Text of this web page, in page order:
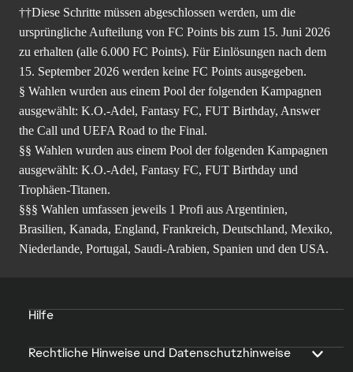
††Diese Schritte müssen abgeschlossen werden, um die
ursprüngliche Aufteilung von FC Points bis zum 15. Juni 2026
zu erhalten (alle 6.000 FC Points). Für Einlösungen nach dem
15. September 2026 werden keine FC Points ausgegeben.
§ Wahlen wurden aus einem Pool der folgenden Kampagnen
ausgewählt: K.O.-Adel, Fantasy FC, FUT Birthday, Answer
the Call und UEFA Road to the Final.
§§ Wahlen wurden aus einem Pool der folgenden Kampagnen
ausgewählt: K.O.-Adel, Fantasy FC, FUT Birthday und
Trophäen-Titanen.
§§§ Wahlen umfassen jeweils 1 Profi aus Argentinien,
Brasilien, Kanada, England, Frankreich, Deutschland, Mexiko,
Niederlande, Portugal, Saudi-Arabien, Spanien und den USA.
Hilfe
Rechtliche Hinweise und Datenschutzhinweise